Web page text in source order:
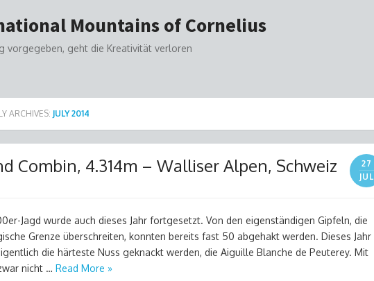
Mountains of Cornelius
vorgegeben, geht die Kreativität verloren
ARCHIVES: JULY 2014
Combin, 4.314m – Walliser Alpen, Schweiz
27
JUL
Jagd wurde auch dieses Jahr fortgesetzt. Von den eigenständigen Gipfeln, die
Grenze überschreiten, konnten bereits fast 50 abgehakt werden. Dieses Jahr
die härteste Nuss geknackt werden, die Aiguille Blanche de Peuterey. Mit
nicht … Read More »